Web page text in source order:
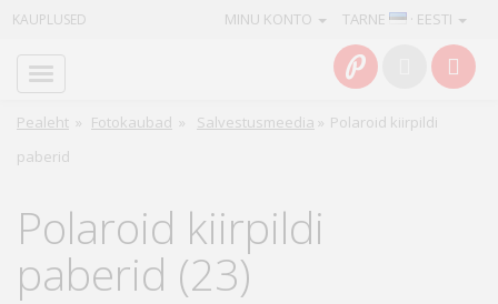
KAUPLUSED TARNE · EESTI
MINU KONTO
Pealeht » Fotokaubad » Salvestusmeedia » Polaroid kiirpildi
paberid
Polaroid kiirpildi
paberid (23)
Info
Teenused
Kaamerad
Fotokaubad